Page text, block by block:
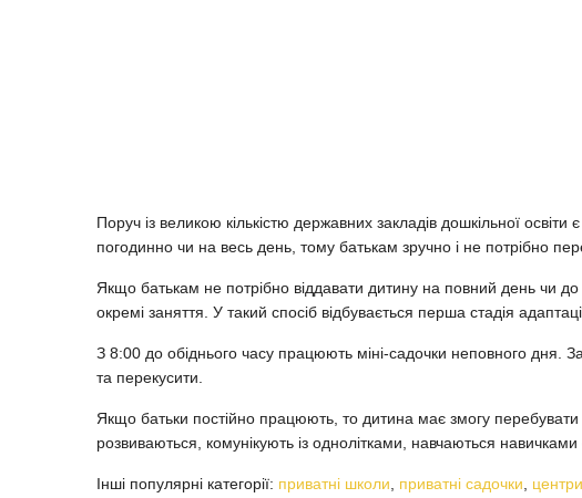
Поруч із великою кількістю державних закладів дошкільної
погодинно чи на весь день, тому батькам зручно і не потрібно
Якщо батькам не потрібно віддавати дитину на повний день чи до
окремі заняття. У такий спосіб відбувається перша стадія
З 8:00 до обіднього часу працюють міні-садочки неповного дня. За
та перекусити.
Якщо батьки постійно працюють, то дитина має змогу
розвиваються, комунікують із однолітками, навчаються
Інші популярні категорії: приватні школи приватні садочки